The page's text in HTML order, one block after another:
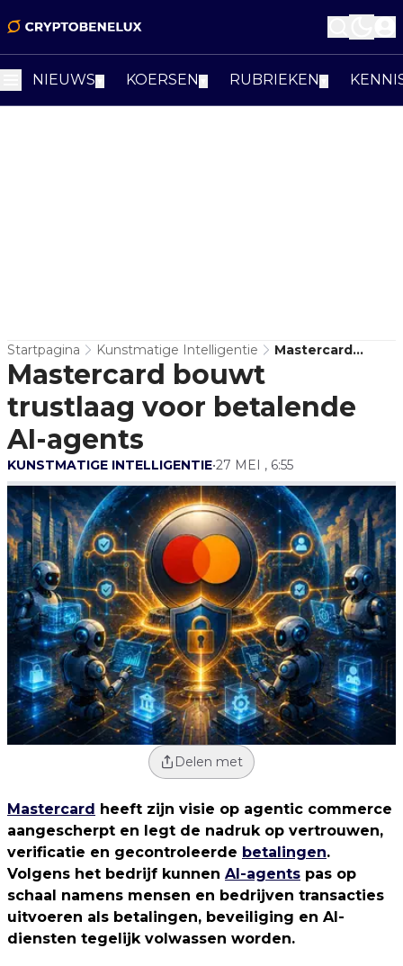
NIEUWS KOERSEN RUBRIEKEN
Startpagina Kunstmatige Intelligentie
Mastercard
AI-Agents
Mastercard bouwt
trustlaag voor betalende
AI-agents
KUNSTMATIGE INTELLIGENTIE•27 MEI , 6:55
Delen met
Mastercard heeft zijn visie op agentic commerce
aangescherpt en legt de nadruk op vertrouwen,
verificatie en gecontroleerde betalingen.
Volgens het bedrijf kunnen AI-agents pas op
schaal namens mensen en bedrijven transacties
uitvoeren als betalingen, beveiliging en AI-
diensten tegelijk volwassen worden.